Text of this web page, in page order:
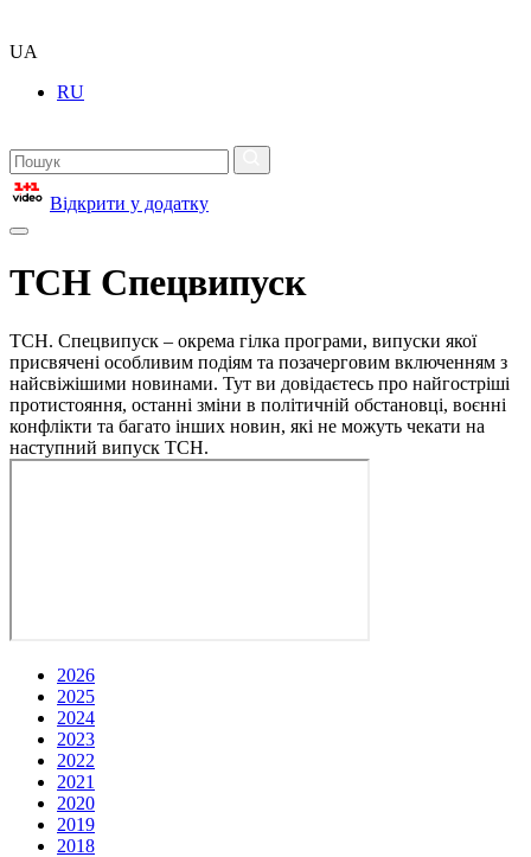
UA
RU
Відкрити у додатку
ТСН Спецвипуск
ТСН. Спецвипуск – окрема гілка програми, випуски якої
присвячені особливим подіям та позачерговим включенням з
найсвіжішими новинами. Тут ви довідаєтесь про найгостріші
протистояння, останні зміни в політичній обстановці, воєнні
конфлікти та багато інших новин, які не можуть чекати на
наступний випуск ТСН.
2026
2025
2024
2023
2022
2021
2020
2019
2018